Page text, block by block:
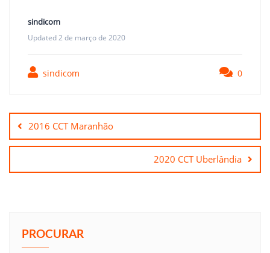
sindicom
Updated 2 de março de 2020
sindicom 0
de
Post2016 CCT Maranhão
2020 CCT Uberlândia
PROCURAR